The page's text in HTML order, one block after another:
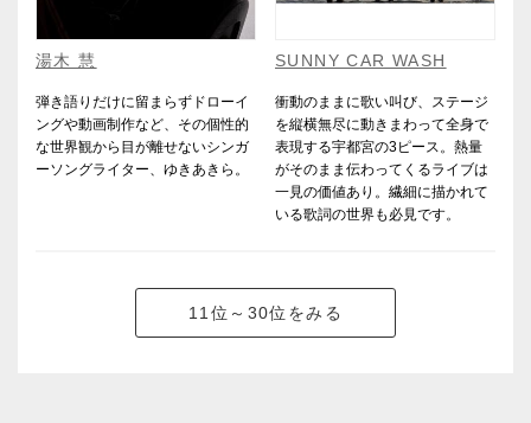
湯木 慧
弾き語りだけに留まらずドローイ
ングや動画制作など、その個性的
な世界観から目が離せないシンガ
ーソングライター、ゆきあきら。
SUNNY CAR WASH
衝動のままに歌い叫び、ステージ
を縦横無尽に動きまわって全身で
表現する宇都宮の3ピース。熱量
がそのまま伝わってくるライブは
一見の価値あり。繊細に描かれて
いる歌詞の世界も必見です。
11位～30位をみる